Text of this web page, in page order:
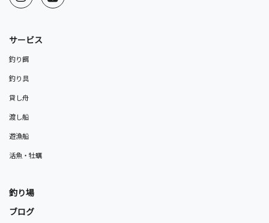
サービス
釣り餌
釣り具
貸し舟
渡し船
遊漁船
活魚・牡蠣
釣り場
ブログ